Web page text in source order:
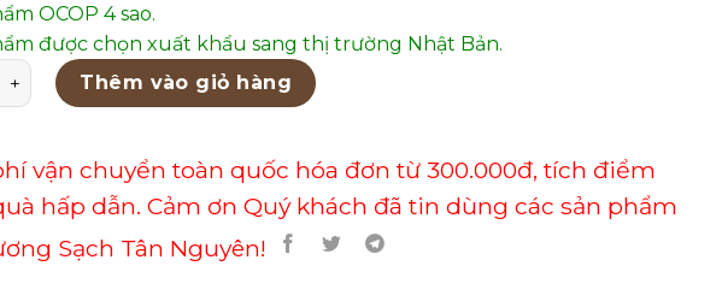
OCOP 4 sao.
được chọn xuất khẩu sang thị trường Nhật Bản.
ĐẠO CAO CẤP - H100DB số lượng
Thêm vào giỏ hàng
vận chuyển toàn quốc hóa đơn từ 300.000đ, tích điểm
hấp dẫn. Cảm ơn Quý khách đã tin dùng các sản phẩm
Sạch Tân Nguyên!